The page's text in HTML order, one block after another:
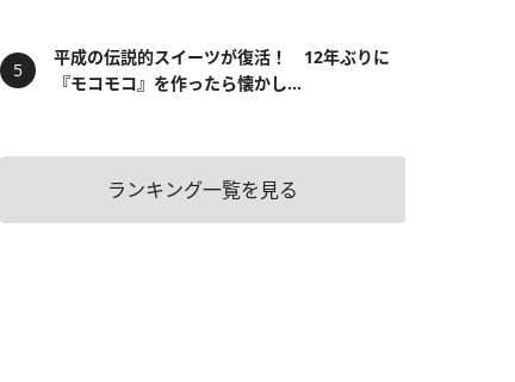
平成の伝説的スイーツが復活！ 12年ぶりに
『モコモコ』を作ったら懐かし...
ランキング一覧を見る